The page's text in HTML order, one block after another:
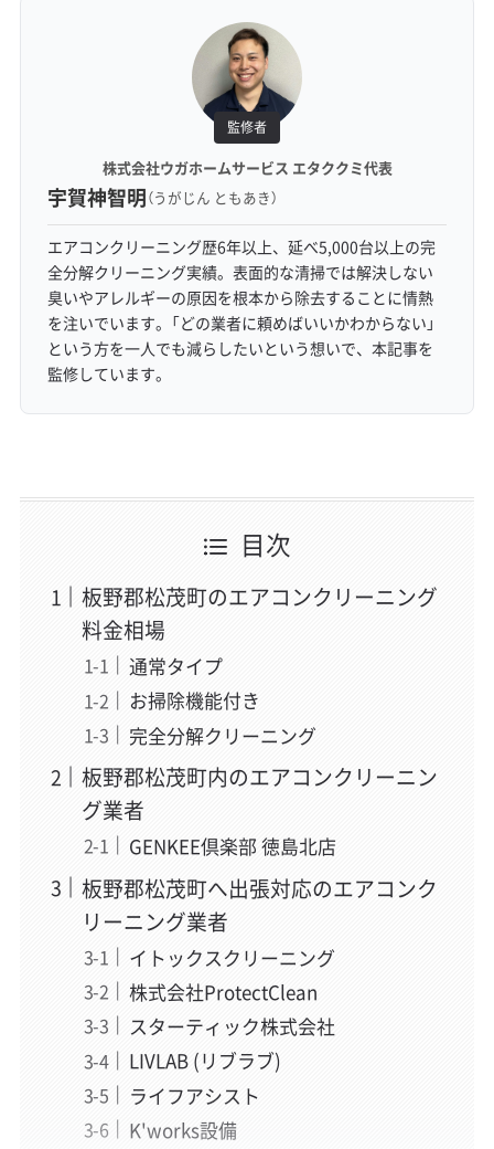
監修者
株式会社ウガホームサービス エタククミ代表
宇賀神智明（うがじん ともあき）
エアコンクリーニング歴6年以上、延べ5,000台以上の完
全分解クリーニング実績。表面的な清掃では解決しない
臭いやアレルギーの原因を根本から除去することに情熱
を注いでいます。「どの業者に頼めばいいかわからない」
という方を一人でも減らしたいという想いで、本記事を
監修しています。
目次
板野郡松茂町のエアコンクリーニング
料金相場
通常タイプ
お掃除機能付き
完全分解クリーニング
板野郡松茂町内のエアコンクリーニン
グ業者
GENKEE倶楽部 徳島北店
板野郡松茂町へ出張対応のエアコンク
リーニング業者
イトックスクリーニング
株式会社ProtectClean
スターティック株式会社
LIVLAB (リブラブ)
ライフアシスト
K'works設備